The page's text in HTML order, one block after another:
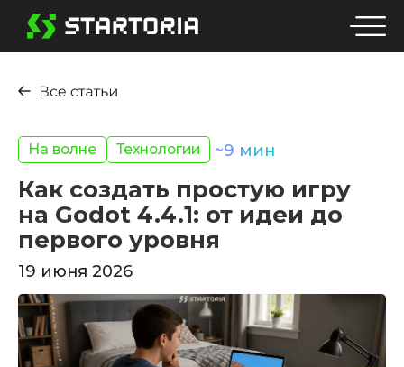
На волне Технологии ~9 мин
Как создать простую игру
на Godot 4.4.1: от идеи до
первого уровня
19 июня 2026